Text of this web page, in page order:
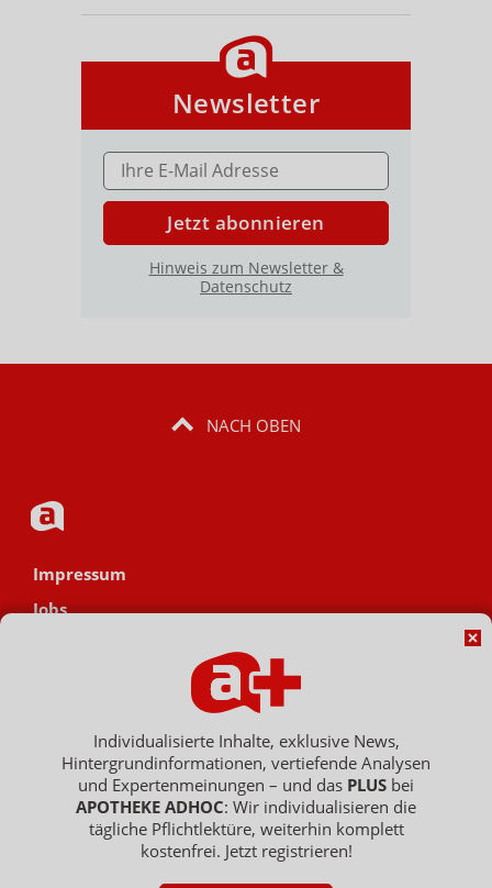
Newsletter
E-MAIL ADRESSE
Jetzt abonnieren
Hinweis zum Newsletter &
Datenschutz
NACH OBEN
Impressum
Jobs
Hinweisgebersystem
Vertrag widerrufen
Individualisierte Inhalte, exklusive News,
Hintergrundinformationen, vertiefende Analysen
und Expertenmeinungen – und das PLUS bei
APOTHEKE ADHOC: Wir individualisieren die
tägliche Pflichtlektüre, weiterhin komplett
kostenfrei. Jetzt registrieren!